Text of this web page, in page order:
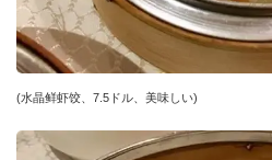
(水晶鲜虾饺、7.5ドル、美味しい)